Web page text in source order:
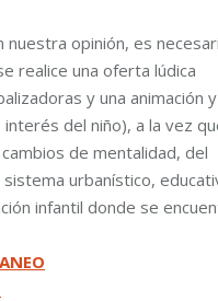
opinión, es
realice una oferta lúdica
y una animación y
del niño), a la vez
de mentalidad, del
urbanístico,
infantil donde se